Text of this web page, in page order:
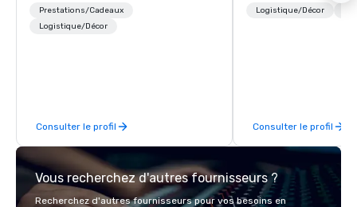
booth giveaways and branded apparel
to executive gifting, displays,
years of industry experience and
commitment to exceptional customer
service set us apart. We deliver
smart, reliable solutions designed to
make the end-user experience
Prestations/Cadeaux
Logistique/Décor
Consulter le profil
production partner
Logistique/Décor
Consulter le profil
Vous recherchez d'autres fournisseurs ?
Recherchez d'autres fournisseurs pour vos besoins en